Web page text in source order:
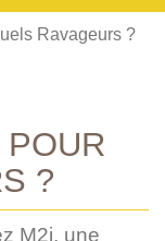
Ravageurs ?
?
M2i, une